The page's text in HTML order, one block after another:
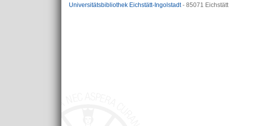
Universitätsbibliothek Eichstätt-Ingolstadt- 85071 Eichstätt